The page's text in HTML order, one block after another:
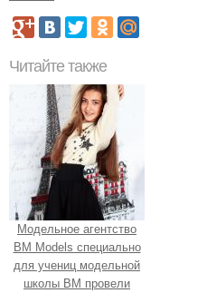
Читайте также
Модельное агентство
BM Models специально
для учениц модельной
школы BM провели